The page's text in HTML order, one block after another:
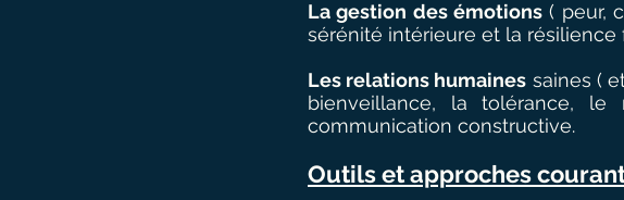
La gestion des émotions( peur,
sérénité intérieure et la résilience
Les relations humaines saines (
bienveillance, la tolérance, le
communication constructive.
Outils et approches